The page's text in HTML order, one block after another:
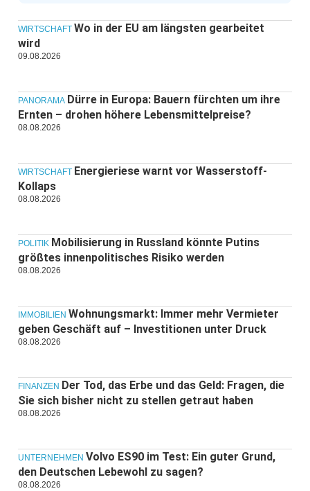
WIRTSCHAFT Wo in der EU am längsten gearbeitet
wird
09.08.2026
PANORAMA Dürre in Europa: Bauern fürchten um ihre
Ernten – drohen höhere Lebensmittelpreise?
08.08.2026
WIRTSCHAFT Energieriese warnt vor Wasserstoff-
Kollaps
08.08.2026
POLITIK Mobilisierung in Russland könnte Putins
größtes innenpolitisches Risiko werden
08.08.2026
IMMOBILIEN Wohnungsmarkt: Immer mehr Vermieter
geben Geschäft auf – Investitionen unter Druck
08.08.2026
FINANZEN Der Tod, das Erbe und das Geld: Fragen, die
Sie sich bisher nicht zu stellen getraut haben
08.08.2026
UNTERNEHMEN Volvo ES90 im Test: Ein guter Grund,
den Deutschen Lebewohl zu sagen?
08.08.2026